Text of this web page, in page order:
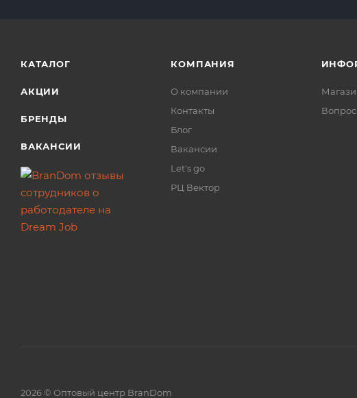
КАТАЛОГ
АКЦИИ
БРЕНДЫ
ВАКАНСИИ
КОМПАНИЯ
О компании
Контакты
Блог
Вакансии
Let's go
РЦ Вектор
2026 © Оптовый центр BranDom